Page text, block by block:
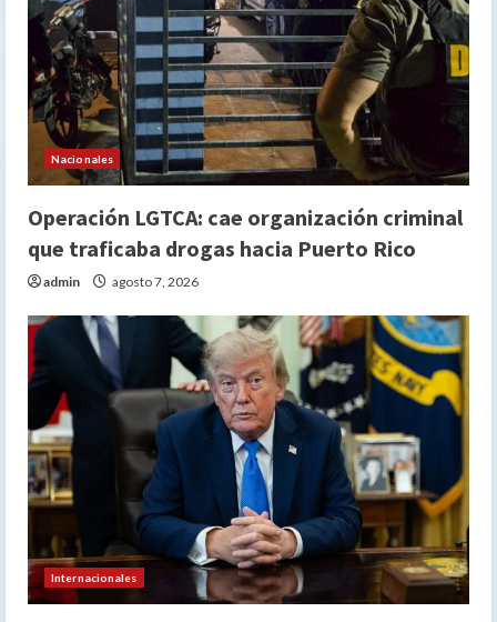
Nacionales
Operación LGTCA: cae organización criminal
que traficaba drogas hacia Puerto Rico
admin agosto 7, 2026
Internacionales